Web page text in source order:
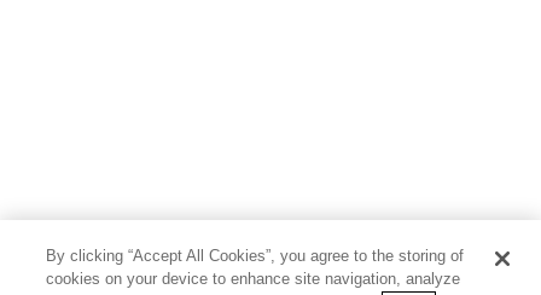
By clicking “Accept All Cookies”, you agree to the storing of
cookies on your device to enhance site navigation, analyze